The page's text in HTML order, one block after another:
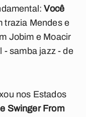
Você
trazia Mendes e
Jobim e Moacir
- samba jazz - de
nos Estados
Swinger From